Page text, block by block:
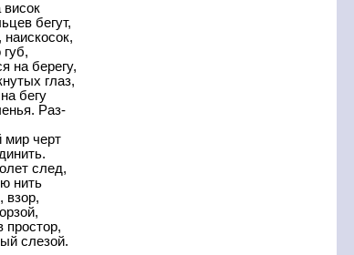
висок
бегут,
на берегу,
глаз,
бегу
Раз-
мир черт
след,
нить
взор,
простор,
слезой.